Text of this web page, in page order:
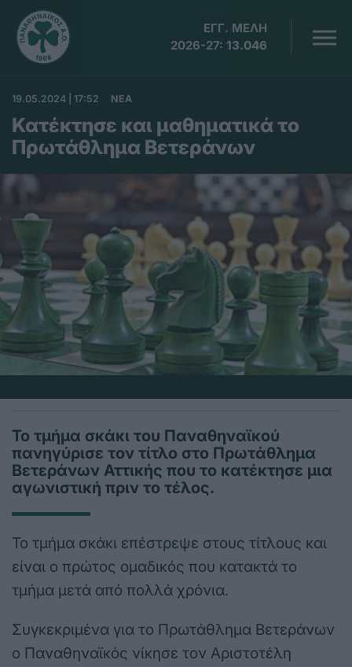
ΕΓΓ. ΜΕΛΗ
2026-27: 13.046
19.05.2024 | 17:52 ΝΕΑ
Κατέκτησε και μαθηματικά το
Πρωτάθλημα Βετεράνων
Το τμήμα σκάκι του Παναθηναϊκού
πανηγύρισε τον τίτλο στο Πρωτάθλημα
Βετεράνων Αττικής που το κατέκτησε μια
αγωνιστική πριν το τέλος.
Το τμήμα σκάκι επέστρεψε στους τίτλους και
είναι ο πρώτος ομαδικός που κατακτά το
τμήμα μετά από πολλά χρόνια.
Συγκεκριμένα για το Πρωτάθλημα Βετεράνων
ο Παναθηναϊκός νίκησε τον Αριστοτέλη